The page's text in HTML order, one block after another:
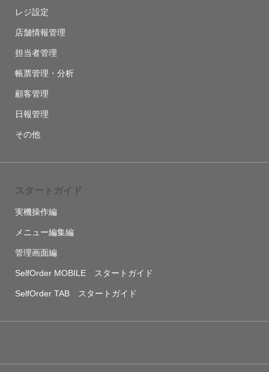
レジ設定
店舗情報管理
担当者管理
帳票管理・分析
顧客管理
日報管理
その他
スタートガイド
実機操作編
メニュー編集編
管理画面編
SelfOrder MOBILE スタートガイド
SelfOrder TAB スタートガイド